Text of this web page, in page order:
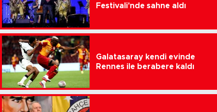
Festivali'nde sahne aldı
Galatasaray kendi evinde
Rennes ile berabere kaldı